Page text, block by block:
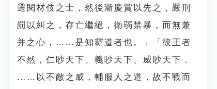
選閱材伎之士，然後漸慶賞以先之，嚴刑
罰以糾之，存亡繼絕，衛弱禁暴，而無兼
并之心，……是知霸道者也。」「彼王者
不然，仁眇天下、義眇天下、威眇天下，
……以不敵之威，輔服人之道，故不戰而